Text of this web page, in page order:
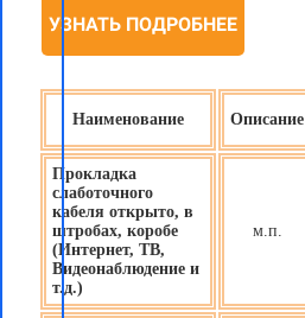
УЗНАТЬ ПОДРОБНЕЕ
Наименование Описание
Прокладка
слаботочного
кабеля открыто, в
штробах, коробе
(Интернет, ТВ,
Видеонаблюдение и
т.д.)
м.п.